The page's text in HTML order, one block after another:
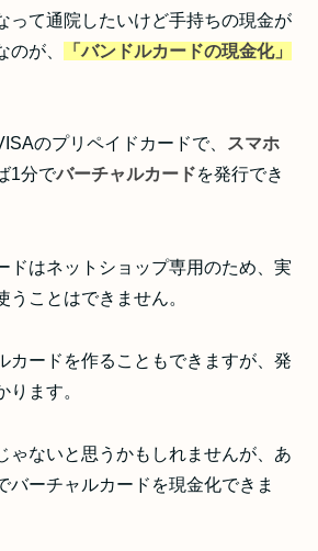
って通院したいけど手持ちの現金が
のが、
「バンドルカードの現金化」
のプリペイドカードで、 スマホ
1分でバーチャルカードを発行でき
ドはネットショップ専用のため、実
うことはできません。
カードを作ることもできますが、発
ります。
ゃないと思うかもしれませんが、あ
バーチャルカードを現金化できま